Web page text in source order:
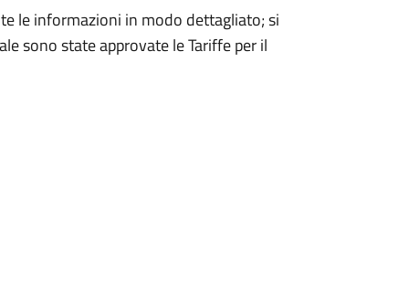
le informazioni in modo dettagliato; si
sono state approvate le Tariffe per il